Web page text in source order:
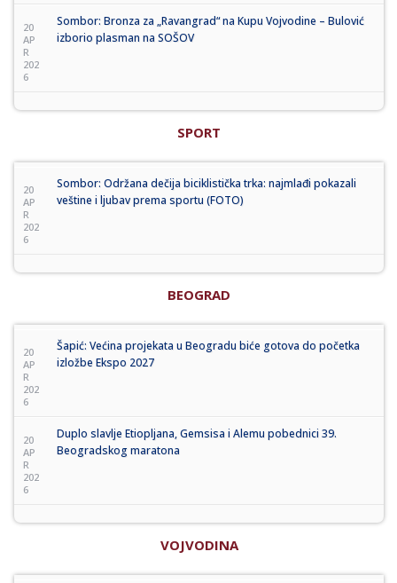
20
AP
R
202
6
Sombor: Bronza za „Ravangrad“ na Kupu Vojvodine – Bulović
izborio plasman na SOŠOV
SPORT
20
AP
R
202
6
Sombor: Održana dečija biciklistička trka: najmlađi pokazali
veštine i ljubav prema sportu (FOTO)
BEOGRAD
20
AP
R
202
6
Šapić: Većina projekata u Beogradu biće gotova do početka
izložbe Ekspo 2027
20
AP
R
202
6
Duplo slavlje Etiopljana, Gemsisa i Alemu pobednici 39.
Beogradskog maratona
VOJVODINA